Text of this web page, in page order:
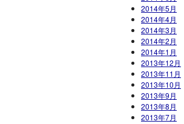
2014年5月
2014年4月
2014年3月
2014年2月
2014年1月
2013年12月
2013年11月
2013年10月
2013年9月
2013年8月
2013年7月